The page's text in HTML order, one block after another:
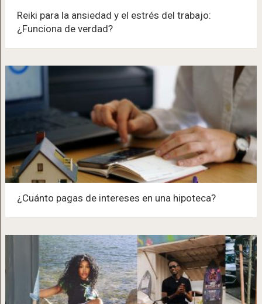
Reiki para la ansiedad y el estrés del trabajo:
¿Funciona de verdad?
¿Cuánto pagas de intereses en una hipoteca?